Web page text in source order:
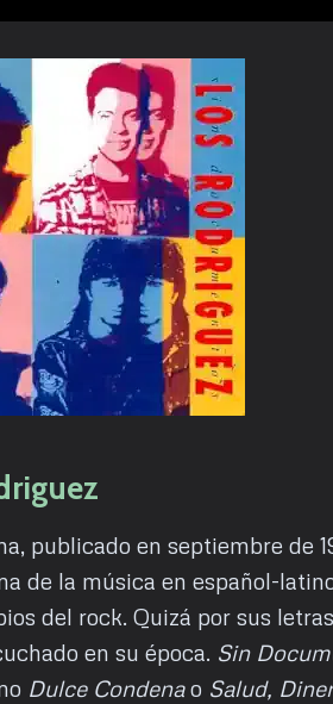
publicado en septiembre de
de la música en español-
del rock. Quizá por sus
en su época. Sin
Dulce Condenao Salud,